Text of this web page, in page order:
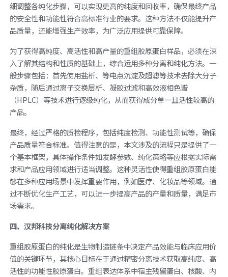
细调整各纯化步骤，可以实现更高的纯度和回收率，确保最终产品
的安全性和功能性符合高标准行业的要求。这种方法不仅能提升产
品质量，还能增强生产效率，为广泛应用提供可靠保障。
为了获得高纯度、高活性和高产量的重组胶原蛋白样品，必须在深
入了解其结构和性质的基础上，综合运用多种分离和纯化方法。一
般步骤包括：首先使用盐析、等电点沉淀及超滤等技术去除大分子
杂质，随后通过离子交换层析、凝胶过滤和高效液相色谱
（HPLC）等技术进行逐级纯化，从而获得成分单一且活性较高的
产品。
最终，经过严格的质检程序，包括纯度检测、功能性测试等，确保
产品质量符合标准。值得注意的是，本文涉及的流程只是提供了一
个基本框架，具体操作条件如发酵参数、纯化策略等应根据实际需
求和产品应用领域进行适当调整。这种灵活性使得重组胶原蛋白能
够在多种应用场景中发挥重要作用，例如医疗、化妆品等领域。通
过不断优化生产工艺，可以进一步提高产品的产量和质量，满足市
场需求。
四、汉邦科技分离纯化解决方案
重组胶原蛋白的纯化是生物制造链条中决定产品效能与临床应用价
值的关键环节，其核心目标在于通过精密分离技术获取高纯度、高
活性的功能性胶原蛋白。重组表达体系中宿主残留蛋白、核酸、内